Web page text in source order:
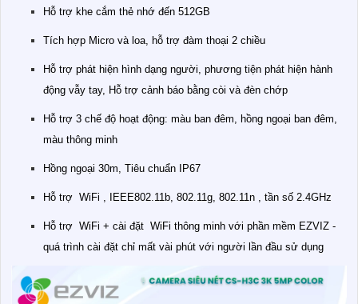
Hỗ trợ khe cắm thẻ nhớ đến 512GB
Tích hợp Micro và loa, hỗ trợ đàm thoại 2 chiều
Hỗ trợ phát hiện hình dạng người, phương tiện phát hiện hành
động vẫy tay, Hỗ trợ cảnh báo bằng còi và đèn chớp
Hỗ trợ 3 chế độ hoạt động: màu ban đêm, hồng ngoại ban đêm,
màu thông minh
Hồng ngoại 30m, Tiêu chuẩn IP67
Hỗ trợ WiFi , IEEE802.11b, 802.11g, 802.11n , tần số 2.4GHz
Hỗ trợ WiFi + cài đặt WiFi thông minh với phần mềm EZVIZ -
quá trình cài đặt chỉ mất vài phút với người lần đầu sử dụng